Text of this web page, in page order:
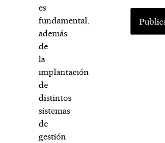
es
fundamental,
además
de
la
implantación
de
distintos
sistemas
de
gestión